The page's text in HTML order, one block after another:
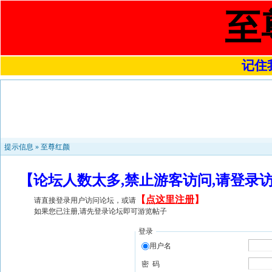
至
记住
提示信息 » 至尊红颜
【论坛人数太多,禁止游客访问,请登
请直接登录用户访问论坛，或请 【 点这里注册】
如果您已注册,请先登录论坛即可游览帖子
登录
用户名
密 码